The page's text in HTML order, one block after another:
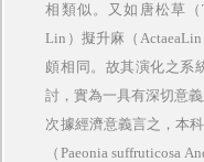
相類似。又如唐松草（
Lin ）擬升麻（ ActaeaLin
頗相同。故其演化之系
討，實為一具有深切意
次據經濟意義言之，本
（ Paeonia suffruticosa